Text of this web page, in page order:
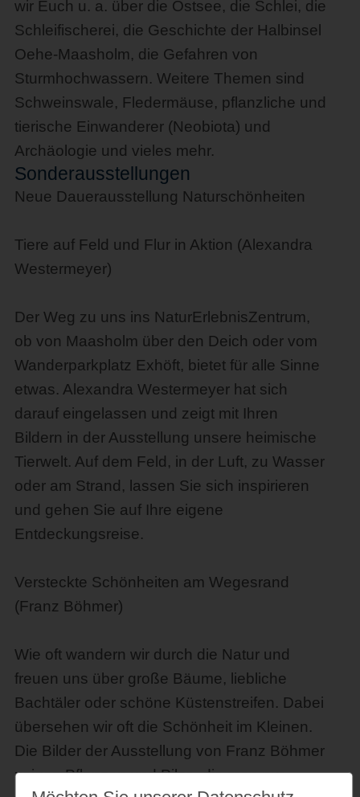
wir Euch u. a. über die Ostsee, die Schlei, die
Schleifischerei, die Geschichte der Halbinsel
Oehe-Maasholm, die Gefahren von
Sturmhochwassern. Weitere Themen sind
Schweinswale, Fledermäuse, pflanzliche und
tierische Einwanderer (Neobiota) und
Archäologie und vieles mehr.
Sonderausstellungen
Neue Dauerausstellung Naturschönheiten
Tiere auf Feld und Flur in Aktion (Alexandra
Westermeyer)
Der Weg zu uns ins NaturErlebnisZentrum,
ob von Maasholm über den Deich oder vom
Wanderparkplatz Exhöft, bietet für alle Sinne
etwas. Alexandra Westermeyer hat sich
darauf eingelassen und zeigt mit Ihren
Bildern in der Ausstellung unsere heimische
Tierwelt. Auf dem Feld, in der Luft, zu Wasser
oder am Strand, lassen Sie sich inspirieren
und gehen Sie auf Ihre eigene
Entdeckungsreise.
Versteckte Schönheiten am Wegesrand
(Franz Böhmer)
Wie oft wandern wir durch die Natur und
freuen uns über große Bäume, liebliche
Bachtäler oder schöne Küstenstreifen. Dabei
übersehen wir oft die Schönheit im Kleinen.
Die Bilder der Ausstellung von Franz Böhmer
zeigen Pflanzen und Pilze, die man nur